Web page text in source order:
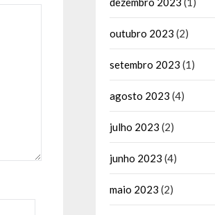
outubro 2023 (2)
setembro 2023 (1)
agosto 2023 (4)
julho 2023 (2)
junho 2023 (4)
maio 2023 (2)